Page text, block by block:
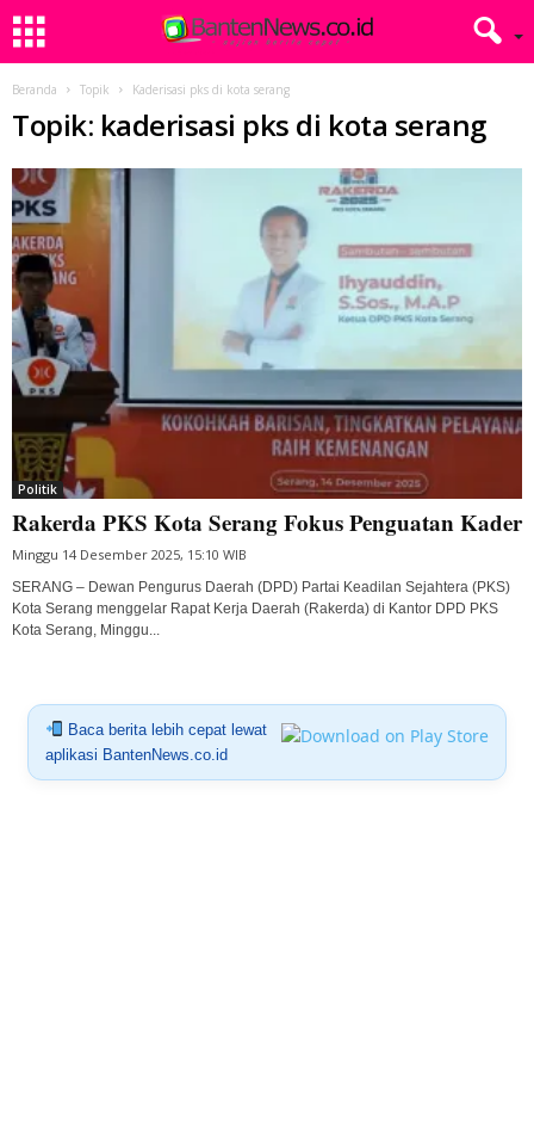
Beranda Topik Kaderisasi pks di kota serang
Topik: kaderisasi pks di kota serang
Politik
Rakerda PKS Kota Serang Fokus Penguatan Kader
Minggu 14 Desember 2025, 15:10 WIB
SERANG – Dewan Pengurus Daerah (DPD) Partai Keadilan Sejahtera (PKS)
Kota Serang menggelar Rapat Kerja Daerah (Rakerda) di Kantor DPD PKS
Kota Serang, Minggu...
Baca berita lebih cepat lewat
aplikasi BantenNews.co.id